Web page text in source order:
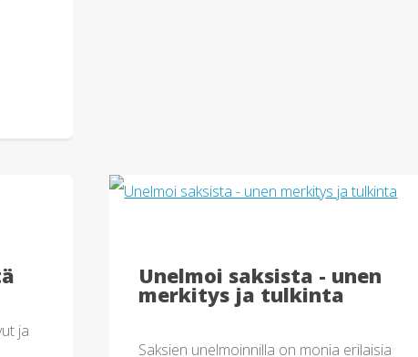
ja
Unelmoi saksista - unen
merkitys ja tulkinta
Saksien unelmoinnilla on monia erilaisia ​​